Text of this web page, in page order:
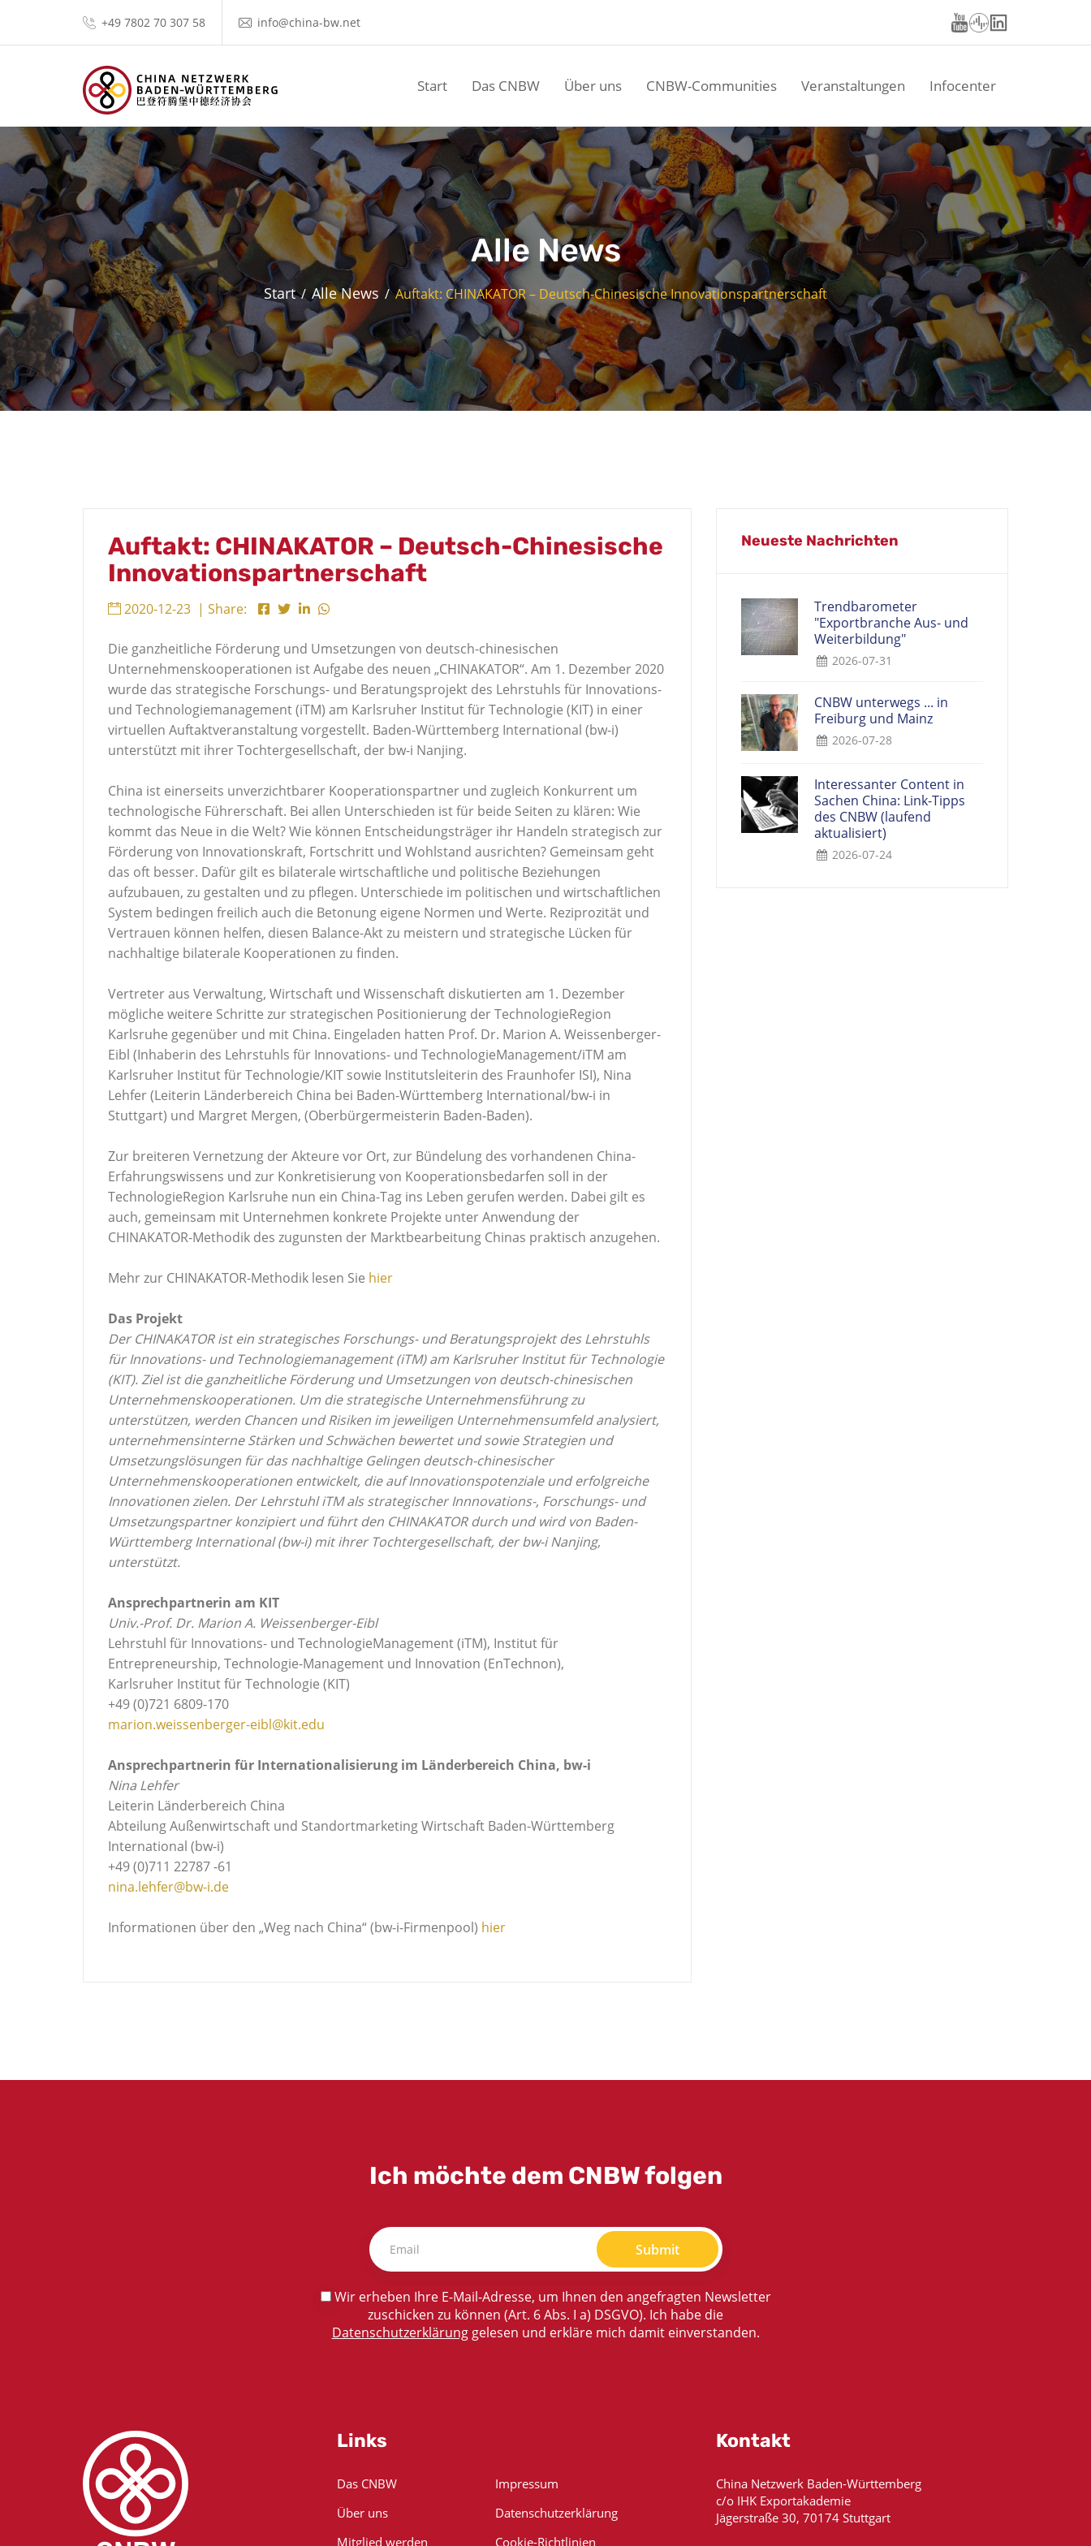
+49 7802 70 307 58 info@china-bw.net
Start Das CNBW Über uns CNBW-Communities Veranstaltungen Infocenter
Alle News
Start Alle News Auftakt: CHINAKATOR – Deutsch-Chinesische Innovationspartnerschaft
Auftakt: CHINAKATOR – Deutsch-Chinesische
Innovationspartnerschaft
2020-12-23 | Share:
Die ganzheitliche Förderung und Umsetzungen von deutsch-chinesischen
Unternehmenskooperationen ist Aufgabe des neuen „CHINAKATOR“. Am 1. Dezember 2020
wurde das strategische Forschungs- und Beratungsprojekt des Lehrstuhls für Innovations-
und Technologiemanagement (iTM) am Karlsruher Institut für Technologie (KIT) in einer
virtuellen Auftaktveranstaltung vorgestellt. Baden-Württemberg International (bw-i)
unterstützt mit ihrer Tochtergesellschaft, der bw-i Nanjing.
China ist einerseits unverzichtbarer Kooperationspartner und zugleich Konkurrent um
technologische Führerschaft. Bei allen Unterschieden ist für beide Seiten zu klären: Wie
kommt das Neue in die Welt? Wie können Entscheidungsträger ihr Handeln strategisch zur
Förderung von Innovationskraft, Fortschritt und Wohlstand ausrichten? Gemeinsam geht
das oft besser. Dafür gilt es bilaterale wirtschaftliche und politische Beziehungen
aufzubauen, zu gestalten und zu pflegen. Unterschiede im politischen und wirtschaftlichen
System bedingen freilich auch die Betonung eigene Normen und Werte. Reziprozität und
Vertrauen können helfen, diesen Balance-Akt zu meistern und strategische Lücken für
nachhaltige bilaterale Kooperationen zu finden.
Vertreter aus Verwaltung, Wirtschaft und Wissenschaft diskutierten am 1. Dezember
mögliche weitere Schritte zur strategischen Positionierung der TechnologieRegion
Karlsruhe gegenüber und mit China. Eingeladen hatten Prof. Dr. Marion A. Weissenberger-
Eibl (Inhaberin des Lehrstuhls für Innovations- und TechnologieManagement/iTM am
Karlsruher Institut für Technologie/KIT sowie Institutsleiterin des Fraunhofer ISI), Nina
Lehfer (Leiterin Länderbereich China bei Baden-Württemberg International/bw-i in
Stuttgart) und Margret Mergen, (Oberbürgermeisterin Baden-Baden).
Zur breiteren Vernetzung der Akteure vor Ort, zur Bündelung des vorhandenen China-
Erfahrungswissens und zur Konkretisierung von Kooperationsbedarfen soll in der
TechnologieRegion Karlsruhe nun ein China-Tag ins Leben gerufen werden. Dabei gilt es
auch, gemeinsam mit Unternehmen konkrete Projekte unter Anwendung der
CHINAKATOR-Methodik des zugunsten der Marktbearbeitung Chinas praktisch anzugehen.
Mehr zur CHINAKATOR-Methodik lesen Sie hier
Das Projekt
Der CHINAKATOR ist ein strategisches Forschungs- und Beratungsprojekt des Lehrstuhls
für Innovations- und Technologiemanagement (iTM) am Karlsruher Institut für Technologie
(KIT). Ziel ist die ganzheitliche Förderung und Umsetzungen von deutsch-chinesischen
Unternehmenskooperationen. Um die strategische Unternehmensführung zu
unterstützen, werden Chancen und Risiken im jeweiligen Unternehmensumfeld analysiert,
unternehmensinterne Stärken und Schwächen bewertet und sowie Strategien und
Umsetzungslösungen für das nachhaltige Gelingen deutsch-chinesischer
Unternehmenskooperationen entwickelt, die auf Innovationspotenziale und erfolgreiche
Innovationen zielen. Der Lehrstuhl iTM als strategischer Innnovations-, Forschungs- und
Umsetzungspartner konzipiert und führt den CHINAKATOR durch und wird von Baden-
Württemberg International (bw-i) mit ihrer Tochtergesellschaft, der bw-i Nanjing,
unterstützt.
Ansprechpartnerin am KIT
Univ.-Prof. Dr. Marion A. Weissenberger-Eibl
Lehrstuhl für Innovations- und TechnologieManagement (iTM), Institut für
Entrepreneurship, Technologie-Management und Innovation (EnTechnon),
Karlsruher Institut für Technologie (KIT)
+49 (0)721 6809-170
marion.weissenberger-eibl@kit.edu
Ansprechpartnerin für Internationalisierung im Länderbereich China, bw-i
Nina Lehfer
Leiterin Länderbereich China
Abteilung Außenwirtschaft und Standortmarketing Wirtschaft Baden-Württemberg
International (bw-i)
+49 (0)711 22787 -61
nina.lehfer@bw-i.de
Informationen über den „Weg nach China“ (bw-i-Firmenpool) hier
Neueste Nachrichten
Trendbarometer
"Exportbranche Aus- und
Weiterbildung"
2026-07-31
CNBW unterwegs ... in
Freiburg und Mainz
2026-07-28
Interessanter Content in
Sachen China: Link-Tipps
des CNBW (laufend
aktualisiert)
2026-07-24
Ich möchte dem CNBW folgen
Submit
Wir erheben Ihre E-Mail-Adresse, um Ihnen den angefragten Newsletter
zuschicken zu können (Art. 6 Abs. I a) DSGVO). Ich habe die
Datenschutzerklärunggelesen und erkläre mich damit einverstanden.
Links
Das CNBW
Über uns
Mitglied werden
Impressum
Datenschutzerklärung
Cookie-Richtlinien
Kontakt
China Netzwerk Baden-Württemberg
c/o IHK Exportakademie
Jägerstraße 30, 70174 Stuttgart